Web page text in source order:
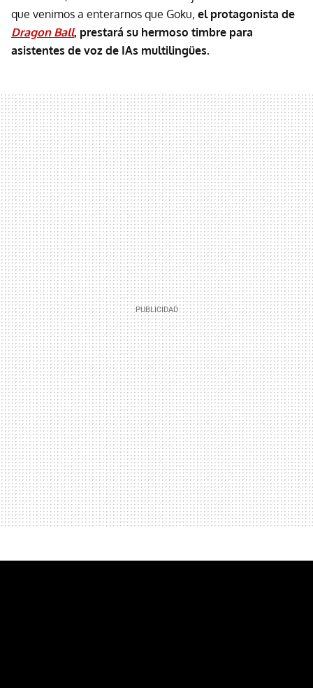
que venimos a enterarnos que Goku, el protagonista de
Dragon Ball, prestará su hermoso timbre para
asistentes de voz de IAs multilingües.